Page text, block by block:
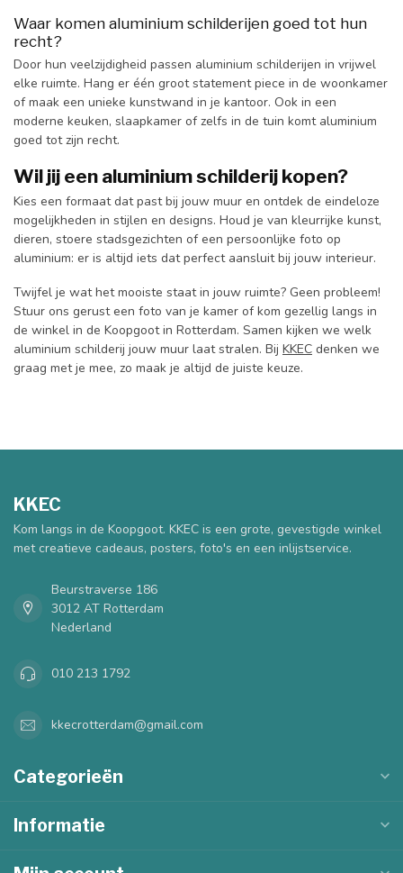
Waar komen aluminium schilderijen goed tot hun
recht?
Door hun veelzijdigheid passen aluminium schilderijen in vrijwel
elke ruimte. Hang er één groot statement piece in de woonkamer
of maak een unieke kunstwand in je kantoor. Ook in een
moderne keuken, slaapkamer of zelfs in de tuin komt aluminium
goed tot zijn recht.
Wil jij een aluminium schilderij kopen?
Kies een formaat dat past bij jouw muur en ontdek de eindeloze
mogelijkheden in stijlen en designs. Houd je van kleurrijke kunst,
dieren, stoere stadsgezichten of een persoonlijke foto op
aluminium: er is altijd iets dat perfect aansluit bij jouw interieur.
Twijfel je wat het mooiste staat in jouw ruimte? Geen probleem!
Stuur ons gerust een foto van je kamer of kom gezellig langs in
de winkel in de Koopgoot in Rotterdam. Samen kijken we welk
aluminium schilderij jouw muur laat stralen. Bij KKEC denken we
graag met je mee, zo maak je altijd de juiste keuze.
KKEC
Kom langs in de Koopgoot. KKEC is een grote, gevestigde winkel
met creatieve cadeaus, posters, foto's en een inlijstservice.
Beurstraverse 186
3012 AT Rotterdam
Nederland
010 213 1792
kkecrotterdam@gmail.com
Categorieën
Informatie